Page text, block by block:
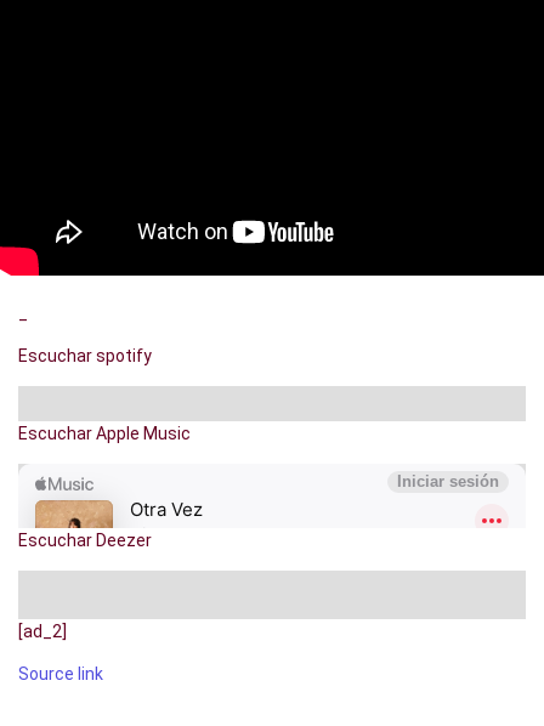
Escuchar spotify
Escuchar Apple Music
Escuchar Deezer
[ad_2]
Source link